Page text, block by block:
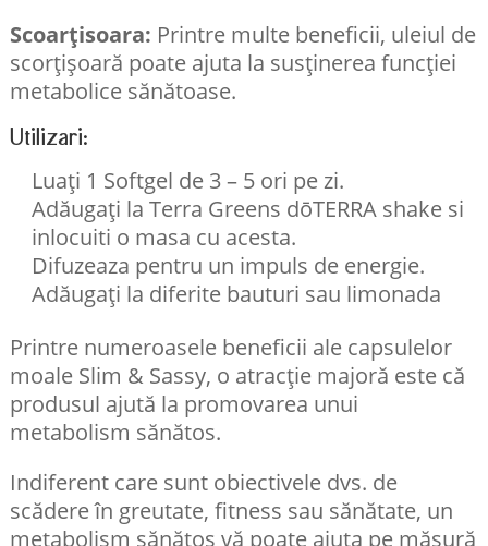
Scoarțisoara: Printre multe beneficii, uleiul de
scorțișoară poate ajuta la susținerea funcției
metabolice sănătoase.
Utilizari:
Luați 1 Softgel de 3 – 5 ori pe zi.
Adăugați la Terra Greens dōTERRA shake si
inlocuiti o masa cu acesta.
Difuzeaza pentru un impuls de energie.
Adăugați la diferite bauturi sau limonada
Printre numeroasele beneficii ale capsulelor
moale Slim & Sassy, o atracție majoră este că
produsul ajută la promovarea unui
metabolism sănătos.
Indiferent care sunt obiectivele dvs. de
scădere în greutate, fitness sau sănătate, un
metabolism sănătos vă poate ajuta pe măsură